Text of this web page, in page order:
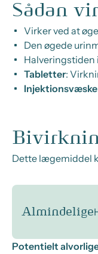
Sådan
Virker ved at
Den øgede
Halveringstiden
Tabletter:
Injektionsvæske
Dette lægemiddel
Almindelige
Potentielt